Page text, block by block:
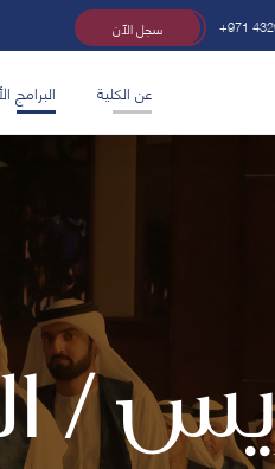
+971 سجل الآن
عن الكلية البرامج
/